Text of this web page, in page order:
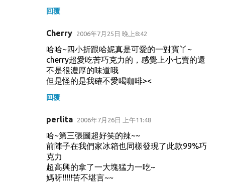
回覆
Cherry 2006年7月25日 晚上8:42
哈哈~四小折跟哈妮真是可愛的一對寶丫~
cherry超愛吃苦巧克力的，感覺上小七賣的還
不是很濃厚的味道哦
但是怪的是我確不愛喝咖啡><
回覆
perlita 2006年7月26日 上午11:48
哈~第三張圖超好笑的辣~~
前陣子在我們家冰箱也同樣發現了此款99%巧
克力
超高興的拿了一大塊猛力一吃~
媽呀!!!!!苦不堪言~~